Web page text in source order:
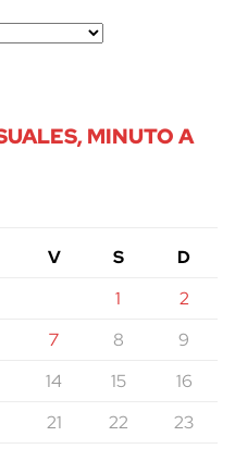
MINUTO A
V S
D
1
2
7 8
9
14 15
16
21 22 23